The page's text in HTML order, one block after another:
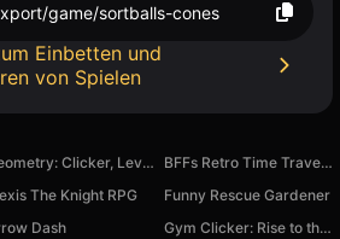
game/sortballs-cones
Einbetten und
von Spielen
Geometry: Clicker, Levels, Connection
BFFs Retro Time Travel Fashion
The Knight RPG
Funny Rescue Gardener
Dash
Gym Clicker: Rise to the Stars